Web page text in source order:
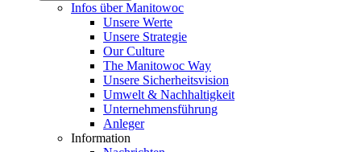
Infos über Manitowoc
Unsere Werte
Unsere Strategie
Our Culture
The Manitowoc Way
Unsere Sicherheitsvision
Umwelt & Nachhaltigkeit
Unternehmensführung
Anleger
Information